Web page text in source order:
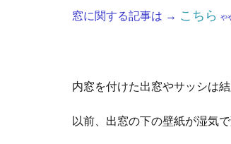
窓に関する記事は → こちら や
内窓を付けた出窓やサッシは
以前、出窓の下の壁紙が湿気